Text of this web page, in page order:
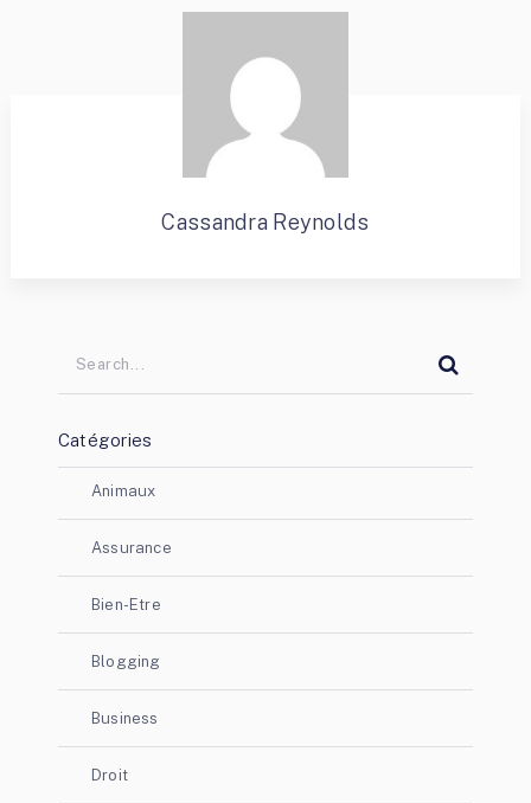
Cassandra Reynolds
Catégories
Animaux
Assurance
Bien-Etre
Blogging
Business
Droit